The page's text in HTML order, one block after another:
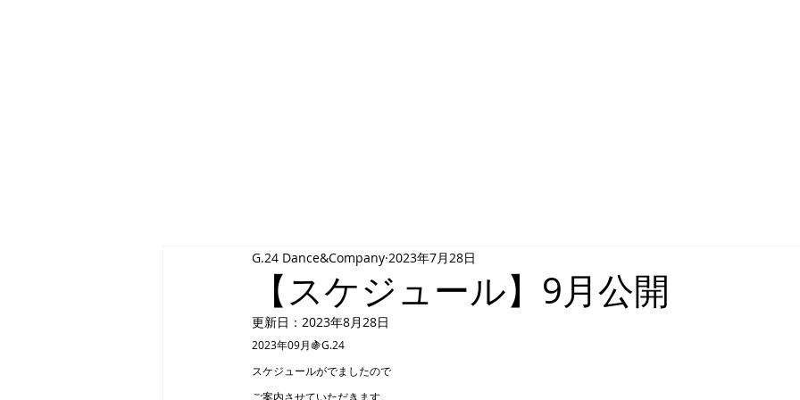
【スケジュール】9月公開
G.24 Dance&Company 2023年7月28日
更新日： 2023年8月28日
2023年09月🍇G.24
スケジュールがでましたので
ご案内させていただきます。